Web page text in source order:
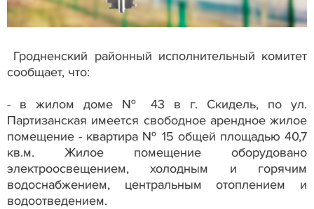
Гродненский районный исполнительный комитет
сообщает, что:
- в жилом доме № 43 в г. Скидель, по ул.
Партизанская имеется свободное арендное жилое
помещение - квартира № 15 общей площадью 40,7
кв.м. Жилое помещение оборудовано
электроосвещением, холодным и горячим
водоснабжением, центральным отоплением и
водоотведением.